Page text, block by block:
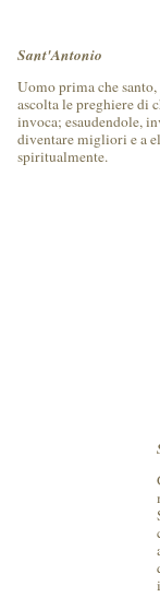
Sant'Antonio
Uomo prima che
ascolta le preghiere di
invoca; esaudendole,
diventare migliori e a
spiritualmente.